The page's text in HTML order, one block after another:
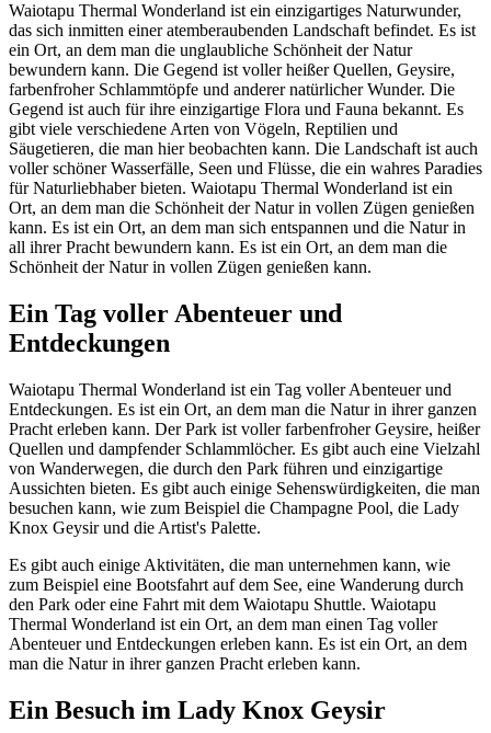
Waiotapu Thermal Wonderland ist ein einzigartiges Naturwunder,
das sich inmitten einer atemberaubenden Landschaft befindet. Es ist
ein Ort, an dem man die unglaubliche Schönheit der Natur
bewundern kann. Die Gegend ist voller heißer Quellen, Geysire,
farbenfroher Schlammtöpfe und anderer natürlicher Wunder. Die
Gegend ist auch für ihre einzigartige Flora und Fauna bekannt. Es
gibt viele verschiedene Arten von Vögeln, Reptilien und
Säugetieren, die man hier beobachten kann. Die Landschaft ist auch
voller schöner Wasserfälle, Seen und Flüsse, die ein wahres Paradies
für Naturliebhaber bieten. Waiotapu Thermal Wonderland ist ein
Ort, an dem man die Schönheit der Natur in vollen Zügen genießen
kann. Es ist ein Ort, an dem man sich entspannen und die Natur in
all ihrer Pracht bewundern kann. Es ist ein Ort, an dem man die
Schönheit der Natur in vollen Zügen genießen kann.
Ein Tag voller Abenteuer und
Entdeckungen
Waiotapu Thermal Wonderland ist ein Tag voller Abenteuer und
Entdeckungen. Es ist ein Ort, an dem man die Natur in ihrer ganzen
Pracht erleben kann. Der Park ist voller farbenfroher Geysire, heißer
Quellen und dampfender Schlammlöcher. Es gibt auch eine Vielzahl
von Wanderwegen, die durch den Park führen und einzigartige
Aussichten bieten. Es gibt auch einige Sehenswürdigkeiten, die man
besuchen kann, wie zum Beispiel die Champagne Pool, die Lady
Knox Geysir und die Artist's Palette.
Es gibt auch einige Aktivitäten, die man unternehmen kann, wie
zum Beispiel eine Bootsfahrt auf dem See, eine Wanderung durch
den Park oder eine Fahrt mit dem Waiotapu Shuttle. Waiotapu
Thermal Wonderland ist ein Ort, an dem man einen Tag voller
Abenteuer und Entdeckungen erleben kann. Es ist ein Ort, an dem
man die Natur in ihrer ganzen Pracht erleben kann.
Ein Besuch im Lady Knox Geysir